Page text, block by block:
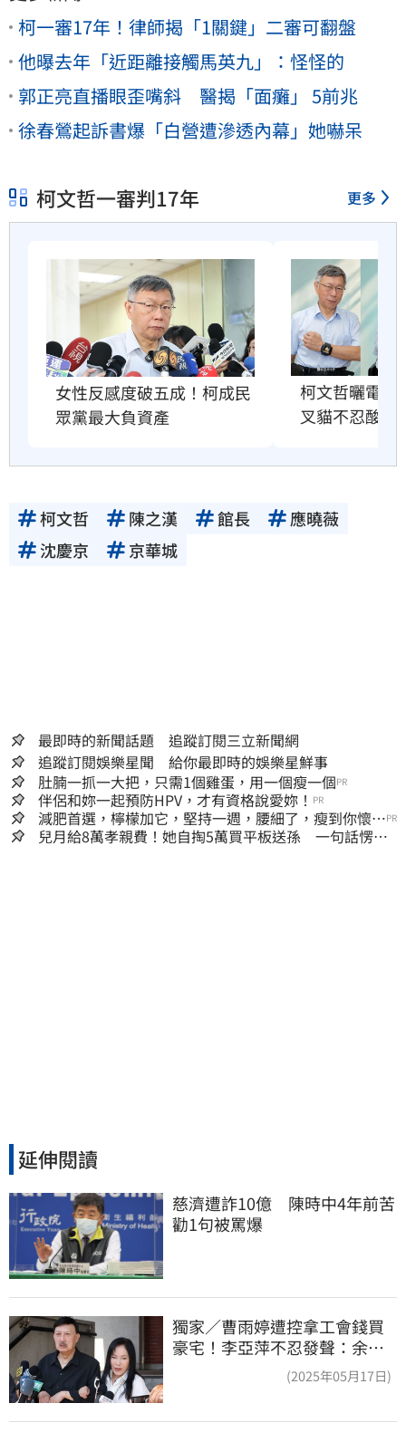
柯一審17年！律師揭「1關鍵」二審可翻盤
他曝去年「近距離接觸馬英九」：怪怪的
郭正亮直播眼歪嘴斜 醫揭「面癱」 5前兆
徐春鶯起訴書爆「白營遭滲透內幕」她嚇呆
柯文哲一審判17年 更多
女性反感度破五成！柯成民
眾黨最大負資產
柯文哲曬電子
叉貓不忍酸爆
柯文哲 陳之漢 館長
應曉薇
沈慶京
京華城
最即時的新聞話題 追蹤訂閱三立新聞網
追蹤訂閱娛樂星聞 給你最即時的娛樂星鮮事
肚腩一抓一大把，只需1個雞蛋，用一個瘦一個PR
伴侶和妳一起預防HPV，才有資格說愛妳！ PR
減肥首選，檸檬加它，堅持一週，腰細了，瘦到你懷疑
人生
PR
兒月給8萬孝親費！她自掏5萬買平板送孫 一句話愣原
延伸閱讀
慈濟遭詐10億　陳時中4年前苦
勸1句被罵爆
獨家／曹雨婷遭控拿工會錢買
豪宅！李亞萍不忍發聲：余天
(2025年05月17日)